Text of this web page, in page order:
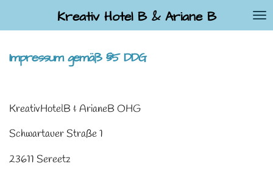
Hauptinhalt
Kreativ Hotel B & Ariane B
Impressum gemäß §5 DDG
KreativHotelB & ArianeB OHG
Schwartauer Straße 1
23611 Sereetz